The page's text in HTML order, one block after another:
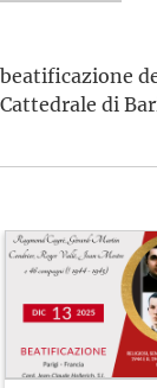
di
> Leggi